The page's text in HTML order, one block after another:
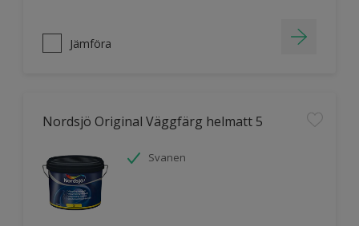
Jämföra
Nordsjö Original Väggfärg helmatt 5
Svanen